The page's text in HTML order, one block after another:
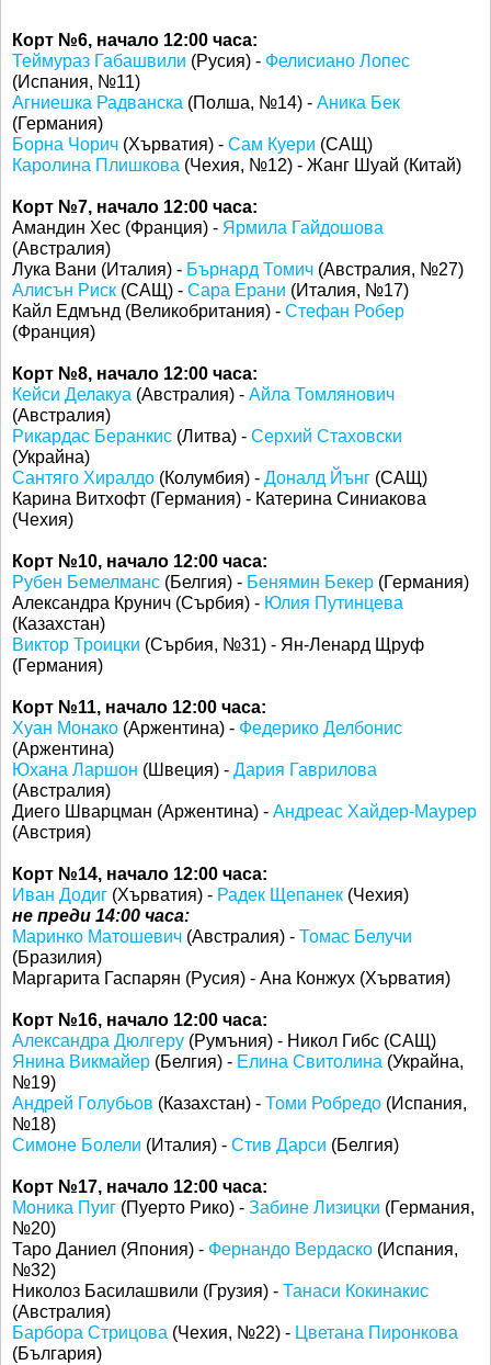
Корт №6, начало 12:00 часа:
Теймураз Габашвили (Русия) - Фелисиано Лопес
(Испания, №11)
Агниешка Радванска (Полша, №14) - Аника Бек
(Германия)
Борна Чорич (Хърватия) - Сам Куери (САЩ)
Каролина Плишкова (Чехия, №12) - Жанг Шуай (Китай)
Корт №7, начало 12:00 часа:
Амандин Хес (Франция) - Ярмила Гайдошова
(Австралия)
Лука Вани (Италия) - Бърнард Томич (Австралия, №27)
Алисън Риск (САЩ) - Сара Ерани (Италия, №17)
Кайл Едмънд (Великобритания) - Стефан Робер
(Франция)
Корт №8, начало 12:00 часа:
Кейси Делакуа (Австралия) - Айла Томлянович
(Австралия)
Рикардас Беранкис (Литва) - Серхий Стаховски
(Украйна)
Сантяго Хиралдо (Колумбия) - Доналд Йънг (САЩ)
Карина Витхофт (Германия) - Катерина Синиакова
(Чехия)
Корт №10, начало 12:00 часа:
Рубен Бемелманс (Белгия) - Бенямин Бекер (Германия)
Александра Крунич (Сърбия) - Юлия Путинцева
(Казахстан)
Виктор Троицки (Сърбия, №31) - Ян-Ленард Щруф
(Германия)
Корт №11, начало 12:00 часа:
Хуан Монако (Аржентина) - Федерико Делбонис
(Аржентина)
Юхана Ларшон (Швеция) - Дария Гаврилова
(Австралия)
Диего Шварцман (Аржентина) - Андреас Хайдер-Маурер
(Австрия)
Корт №14, начало 12:00 часа:
Иван Додиг (Хърватия) - Радек Щепанек (Чехия)
не преди 14:00 часа:
Маринко Матошевич (Австралия) - Томас Белучи
(Бразилия)
Маргарита Гаспарян (Русия) - Ана Конжух (Хърватия)
Корт №16, начало 12:00 часа:
Александра Дюлгеру (Румъния) - Никол Гибс (САЩ)
Янина Викмайер (Белгия) - Елина Свитолина (Украйна,
№19)
Андрей Голубьов (Казахстан) - Томи Робредо (Испания,
№18)
Симоне Болели (Италия) - Стив Дарси (Белгия)
Корт №17, начало 12:00 часа:
Моника Пуиг (Пуерто Рико) - Забине Лизицки (Германия,
№20)
Таро Даниел (Япония) - Фернандо Вердаско (Испания,
№32)
Николоз Басилашвили (Грузия) - Танаси Кокинакис
(Австралия)
Барбора Стрицова (Чехия, №22) - Цветана Пиронкова
(България)